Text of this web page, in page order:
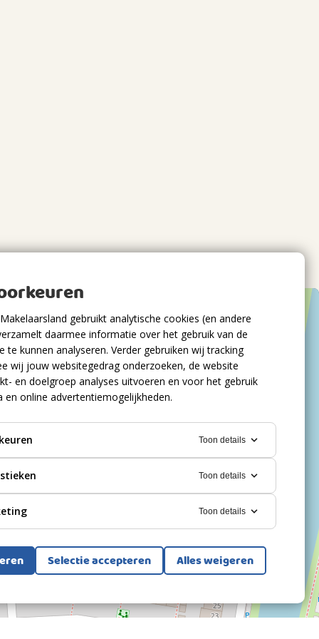
gebruikt analytische cookies (en andere
daarmee informatie over het gebruik van de
te kunnen analyseren. Verder gebruiken wij tracking
wij jouw websitegedrag onderzoeken, de website
en doelgroep analyses uitvoeren en voor het gebruik
en online advertentiemogelijkheden.
Toon details
Toon details
Toon details
Selectie accepteren Alles weigeren